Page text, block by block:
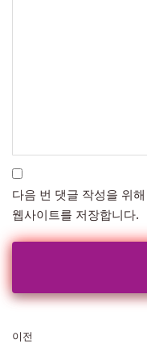
다음 번 댓글 작성을 위
웹사이트를 저장합니다.
이전